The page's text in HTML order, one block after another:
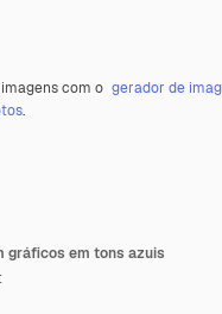
com o gerador de
.
gráficos em tons azuis